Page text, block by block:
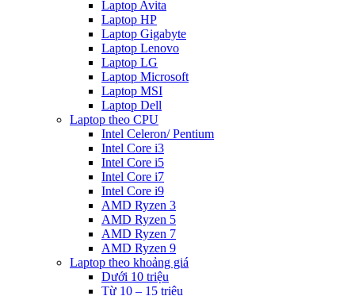
Laptop Avita
Laptop HP
Laptop Gigabyte
Laptop Lenovo
Laptop LG
Laptop Microsoft
Laptop MSI
Laptop Dell
Laptop theo CPU
Intel Celeron/ Pentium
Intel Core i3
Intel Core i5
Intel Core i7
Intel Core i9
AMD Ryzen 3
AMD Ryzen 5
AMD Ryzen 7
AMD Ryzen 9
Laptop theo khoảng giá
Dưới 10 triệu
Từ 10 – 15 triệu